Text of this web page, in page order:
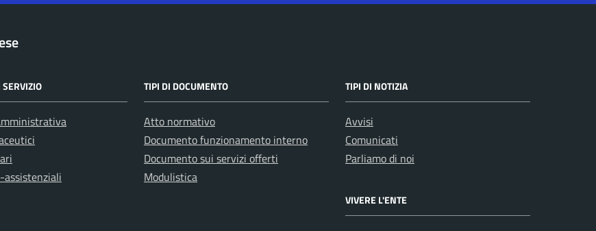
SERVIZIO
assistenziali
TIPI DI DOCUMENTO
Atto normativo
Documento funzionamento interno
Documento sui servizi offerti
Modulistica
TIPI DI NOTIZIA
Avvisi
Comunicati
Parliamo di noi
VIVERE L'ENTE